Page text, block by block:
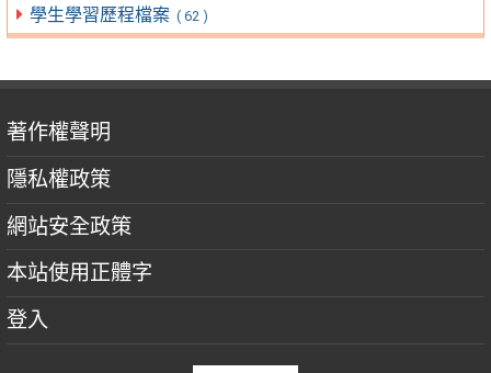
學生學習歷程檔案 ( 62 )
著作權聲明
隱私權政策
網站安全政策
本站使用正體字
登入